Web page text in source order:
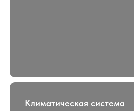
Климатическая система